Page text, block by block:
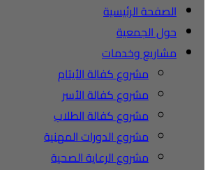
الصفحة الرئيسية
حول الجمعية
مشاريع وخدمات
مشروع كفالة الأيتام
مشروع كفالة الأسر
مشروع كفالة الطلاب
مشروع الدورات المهنية
مشروع الرعاية الصحية